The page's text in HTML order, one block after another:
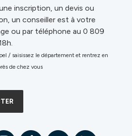
inscription, un devis ou
un conseiller est à votre
ou par téléphone au 0 809
/ saisissez le département et rentrez en
de chez vous